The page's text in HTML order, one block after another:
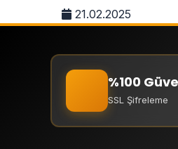
21.02.2025
%100
SSL Şifreleme